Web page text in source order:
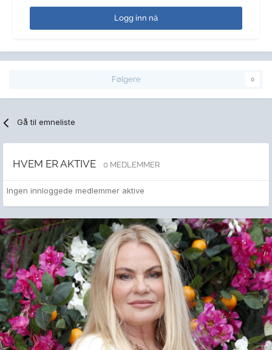
Logg inn nå
Følgere 0
Gå til emneliste
HVEM ER AKTIVE 0 MEDLEMMER
Ingen innloggede medlemmer aktive